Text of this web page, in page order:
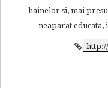
hainelor si, mai
neaparat